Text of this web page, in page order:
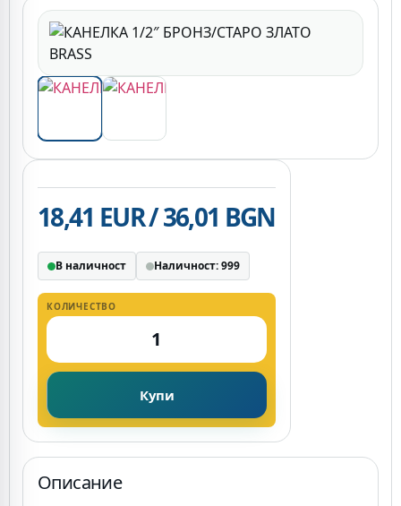
18,41 EUR / 36,01 BGN
В наличност Наличност: 999
КОЛИЧЕСТВО
Купи
Описание